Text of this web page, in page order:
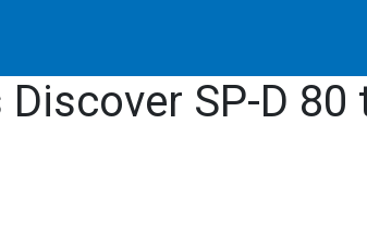
SP-D 80